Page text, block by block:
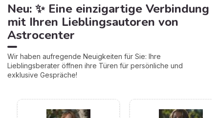
Neu: ✨ Eine einzigartige Verbindung
mit Ihren Lieblingsautoren von
Astrocenter
Wir haben aufregende Neuigkeiten für Sie: Ihre
Lieblingsberater öffnen ihre Türen für persönliche und
exklusive Gespräche!